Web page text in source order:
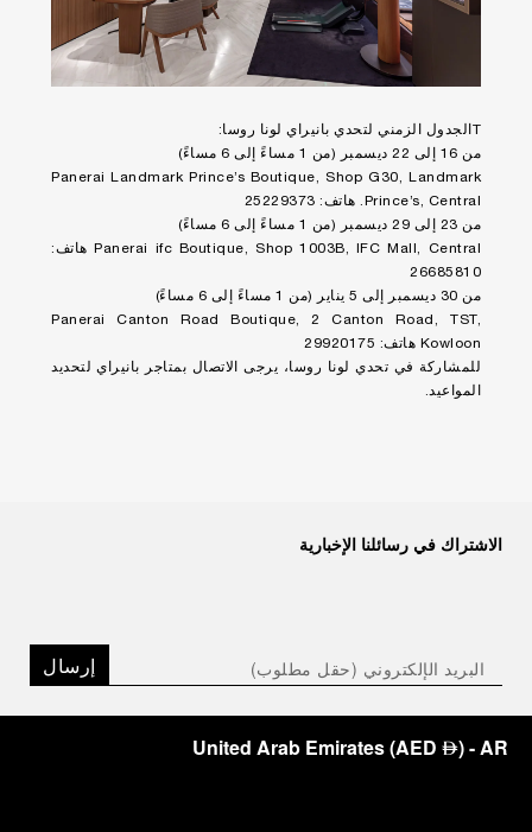
Tالجدول الزمني لتحدي بانيراي لونا روسا:
من 16 إلى 22 ديسمبر (من 1 مساءً إلى 6 مساءً)
Panerai Landmark Prince’s Boutique, Shop G30, Landmark
Prince’s, Central. هاتف: 25229373
من 23 إلى 29 ديسمبر (من 1 مساءً إلى 6 مساءً)
Panerai ifc Boutique, Shop 1003B, IFC Mall, Central هاتف:
26685810
من 30 ديسمبر إلى 5 يناير (من 1 مساءً إلى 6 مساءً)
Panerai Canton Road Boutique, 2 Canton Road, TST,
Kowloon هاتف: 29920175
للمشاركة في تحدي لونا روسا، يرجى الاتصال بمتاجر بانيراي لتحديد
المواعيد.
الاشتراك في رسائلنا الإخبارية
إرسال
United Arab Emirates(AED ⃃)- AR